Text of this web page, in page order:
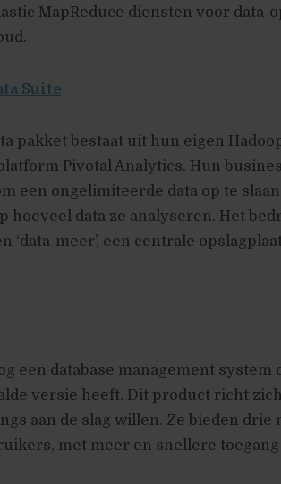
MapReduce diensten voor data-
Suite
pakket bestaat uit hun eigen
Pivotal Analytics. Hun
een ongelimiteerde data op te
hoeveel data ze analyseren. Het
‘data-meer’, een centrale
een database management system
versie heeft. Dit product richt
aan de slag willen. Ze bieden drie
met meer en snellere